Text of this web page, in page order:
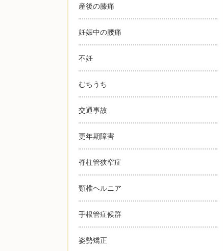
産後の膝痛
妊娠中の腰痛
不妊
むちうち
交通事故
更年期障害
脊柱管狭窄症
頸椎ヘルニア
手根管症候群
姿勢矯正